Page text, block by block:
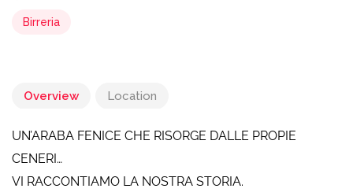
Birreria
Overview Location
UN’ARABA FENICE CHE RISORGE DALLE PROPIE
CENERI…
VI RACCONTIAMO LA NOSTRA STORIA.